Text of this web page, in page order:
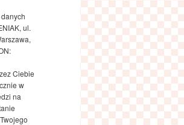
ul.
Ciebie
w
na